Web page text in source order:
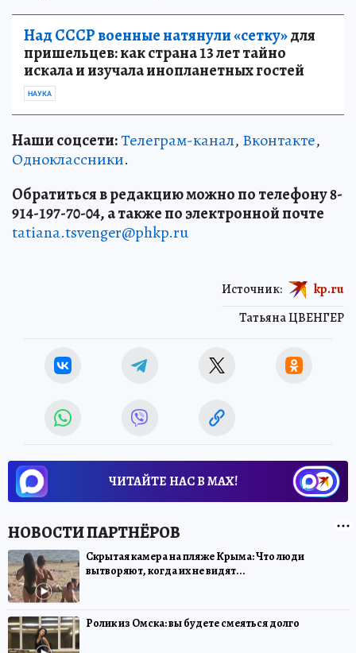
Над СССР военные натянули «сетку»для
пришельцев: как страна 13 лет тайно
искала и изучала инопланетных гостей
НАУКА
Наши соцсети:Телеграм-канал, Вконтакте,
Одноклассники.
Обратиться в редакцию можно по телефону 8-
914-197-70-04, а также по электронной почте
tatiana.tsvenger@phkp.ru
Татьяна ЦВЕНГЕР
Источник: kp.ru
ЧИТАЙТЕ НАС В МАХ!
Скрытая камера на пляже Крыма: Что люди
вытворяют, когда их не видят...
Ролик из Омска: вы будете смеяться долго